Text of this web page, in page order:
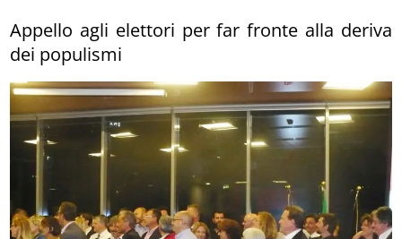
Appello agli elettori per far fronte alla deriva
dei populismi